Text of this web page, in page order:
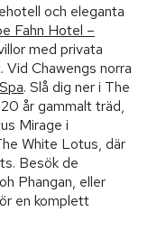
och eleganta
Fahn Hotel –
med privata
Chawengs norra
. Slå dig ner i The
år gammalt träd,
Mirage i
White Lotus, där
Besök de
Phangan, eller
en komplett